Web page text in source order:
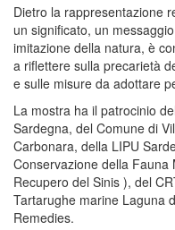
Dietro la rappresentazione
un significato, un
imitazione della natura, è
a riflettere sulla precarietà
e sulle misure da adottare
La mostra ha il patrocinio
Sardegna, del Comune di
Carbonara, della LIPU
Conservazione della
Recupero del Sinis ), del
Tartarughe marine Laguna
Remedies.